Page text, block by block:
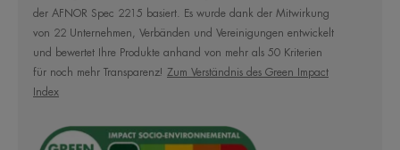
• Beruhigt: gibt ein Gefühl von Frische und Komfort
nach der Sonnenexposition.
• Spendet Feuchtigkeit: Hydratisiert die oberen
• Repariert : angereichert mit Antioxidantien und
der AFNOR Spec 2215 basiert. Es wurde dank der Mitwirkung
von 22 Unternehmen, Verbänden und Vereinigungen entwickelt
und bewertet Ihre Produkte anhand von mehr als 50 Kriterien
für noch mehr Transparenz! Zum Verständnis des Green Impact
Index